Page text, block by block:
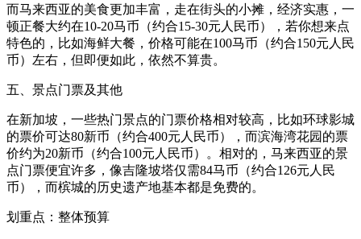
而马来西亚的美食更加丰富，走在街头的小摊，经济实惠，一
顿正餐大约在10-20马币（约合15-30元人民币），若你想来点
特色的，比如海鲜大餐，价格可能在100马币（约合150元人民
币）左右，但即便如此，依然不算贵。
五、景点门票及其他
在新加坡，一些热门景点的门票价格相对较高，比如环球影城
的票价可达80新币（约合400元人民币），而滨海湾花园的票
价约为20新币（约合100元人民币）。相对的，马来西亚的景
点门票便宜许多，像吉隆坡塔仅需84马币（约合126元人民
币），而槟城的历史遗产地基本都是免费的。
划重点：整体预算